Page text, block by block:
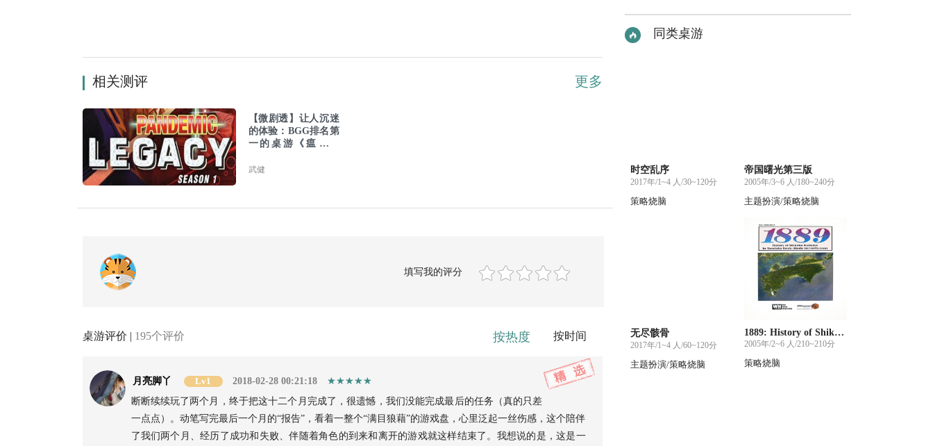
相关测评 更多
【微剧透】让人沉迷
的体验：BGG排名第
一的桌游《瘟疫危
武健
填写我的评分
桌游评价 | 195个评价 按热度 按时间
月亮脚丫 Lv1
2018-02-28 00:21:18
断断续续玩了两个月，终于把这十二个月完成了，很遗憾，我们没能完成最后的任务（真的只差
一点点）。动笔写完最后一个月的“报告”，看着一整个“满目狼藉”的游戏盘，心里泛起一丝伤感，这个陪伴
了我们两个月、经历了成功和失败、伴随着角色的到来和离开的游戏就这样结束了。我想说的是，这是一
同类桌游
时空乱序
2017年/1~4 人/30~120分
策略烧脑
帝国曙光第三版
2005年/3~6 人/180~240分
主题扮演/策略烧脑
无尽骸骨
2017年/1~4 人/60~120分
主题扮演/策略烧脑
1889: History of Shikoku Railways
2005年/2~6 人/210~210分
策略烧脑